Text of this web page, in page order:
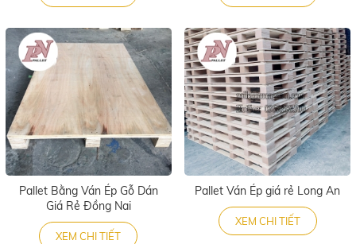
Pallet Bằng Ván Ép Gỗ Dán
Giá Rẻ Đồng Nai
XEM CHI TIẾT
Pallet Ván Ép giá rẻ Long An
XEM CHI TIẾT